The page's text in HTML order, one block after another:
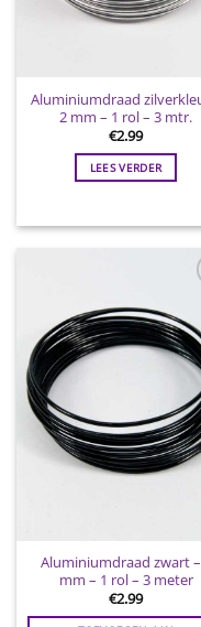
Aluminiumdraad
2 mm – 1 rol – 3 mtr.
€2.99
LEES VERDER
Aluminiumdraad zwart
mm – 1 rol – 3 meter
€2.99